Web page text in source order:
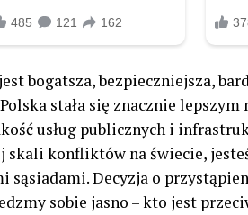
bogatsza, bezpieczniejsza,
stała się znacznie
usług publicznych i
skali konfliktów na świecie,
Decyzja o
sobie jasno – kto jest